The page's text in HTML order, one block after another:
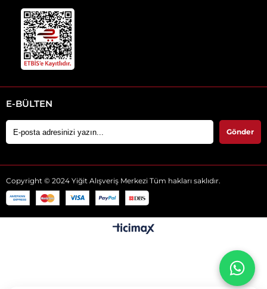
E-BÜLTEN
Gönder
Copyright © 2024 Yiğit Alışveriş Merkezi Tüm hakları saklıdır.